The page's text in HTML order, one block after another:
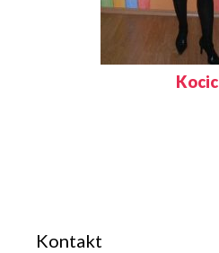
Kontakt